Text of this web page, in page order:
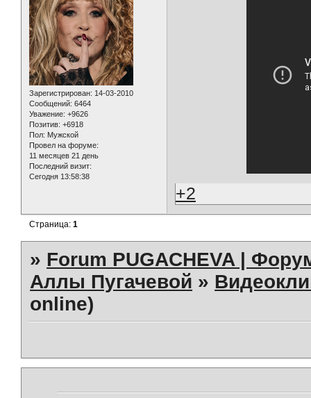
Зарегистрирован: 14-03-2010
Сообщений: 6464
Уважение: +9626
Позитив: +6918
Пол: Мужской
Провел на форуме:
11 месяцев 21 день
Последний визит:
Сегодня 13:58:38
+2
Страница:1
» Forum PUGACHEVA |
Аллы Пугачевой »
online)